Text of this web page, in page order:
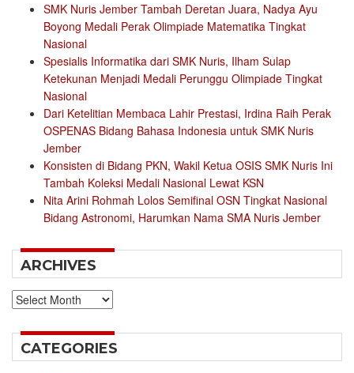
SMK Nuris Jember Tambah Deretan Juara, Nadya Ayu
Boyong Medali Perak Olimpiade Matematika Tingkat
Nasional
Spesialis Informatika dari SMK Nuris, Ilham Sulap
Ketekunan Menjadi Medali Perunggu Olimpiade Tingkat
Nasional
Dari Ketelitian Membaca Lahir Prestasi, Irdina Raih Perak
OSPENAS Bidang Bahasa Indonesia untuk SMK Nuris
Jember
Konsisten di Bidang PKN, Wakil Ketua OSIS SMK Nuris Ini
Tambah Koleksi Medali Nasional Lewat KSN
Nita Arini Rohmah Lolos Semifinal OSN Tingkat Nasional
Bidang Astronomi, Harumkan Nama SMA Nuris Jember
ARCHIVES
Archives
CATEGORIES